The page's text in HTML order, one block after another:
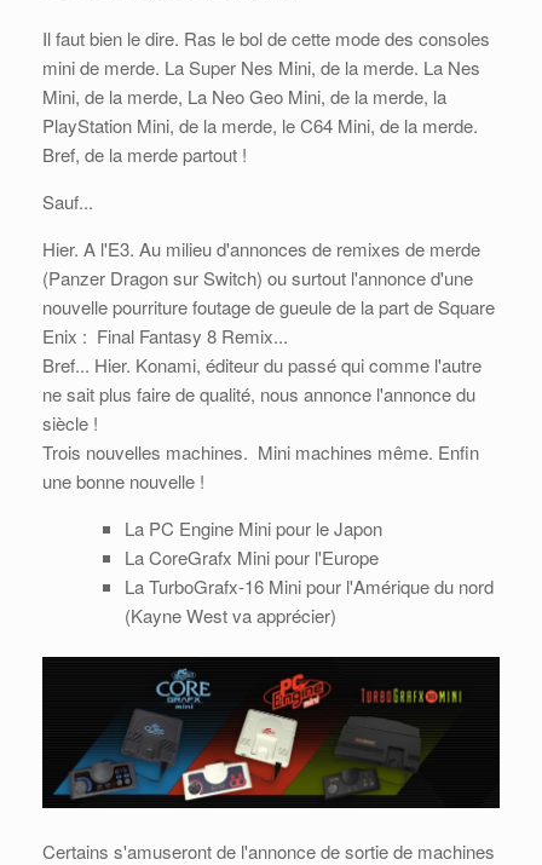
Il faut bien le dire. Ras le bol de cette mode des consoles
mini de merde. La Super Nes Mini, de la merde. La Nes
Mini, de la merde, La Neo Geo Mini, de la merde, la
PlayStation Mini, de la merde, le C64 Mini, de la merde.
Bref, de la merde partout !
Sauf...
Hier. A l'E3. Au milieu d'annonces de remixes de merde
(Panzer Dragon sur Switch) ou surtout l'annonce d'une
nouvelle pourriture foutage de gueule de la part de Square
Enix : Final Fantasy 8 Remix...
Bref... Hier. Konami, éditeur du passé qui comme l'autre
ne sait plus faire de qualité, nous annonce l'annonce du
siècle !
Trois nouvelles machines. Mini machines même. Enfin
une bonne nouvelle !
La PC Engine Mini pour le Japon
La CoreGrafx Mini pour l'Europe
La TurboGrafx-16 Mini pour l'Amérique du nord
(Kayne West va apprécier)
Certains s'amuseront de l'annonce de sortie de machines